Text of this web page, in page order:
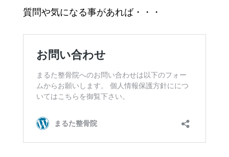
質問や気になる事があれば・・・